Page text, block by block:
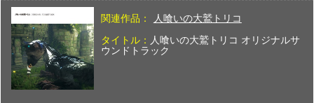
関連作品：
人喰いの大鷲トリコ
タイトル： 人喰いの大鷲トリコ オリジナルサ
ウンドトラック